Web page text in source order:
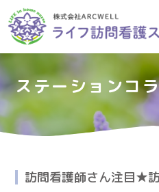
ステーションコ
訪問看護師さん注目★